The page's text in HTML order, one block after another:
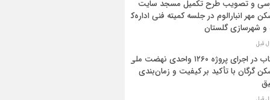
و تصویب طرح تکمیل مسجد سایت
مهر انبارالوم در جلسه کمیته فنی اداره‌کل
و شهرسازی گلستان
شتاب در اجرای پروژه ۱۲۶۰ واحدی نهضت ملی
گرگان با تأکید بر کیفیت و زمان‌بندی